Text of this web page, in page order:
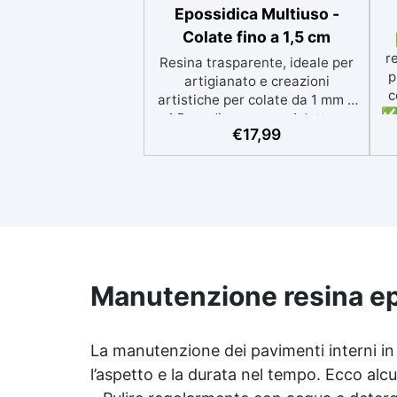
Epossidica Multiuso -
Colate fino a 1,5 cm
Resina trasparente, ideale per
artigianato e creazioni
artistiche per colate da 1 mm a
1,5 cm di spessore. Adatta a
Tutti grazie al facile rapporto di
miscelazione 2:1, garantisce un
contatto con la pelle, Bpa Free
e senza Solventi (Voc Free)
e con filtri UV anti-ingiallimento
per una finitura durevole e
brillante.
€17,99
Manutenzione resina
La manutenzione dei pavimenti interni
l’aspetto e la durata nel tempo. Ecco